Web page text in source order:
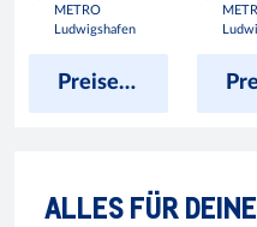
METRO
Ludwigshafen
Preise anzeigen
ALLES FÜR